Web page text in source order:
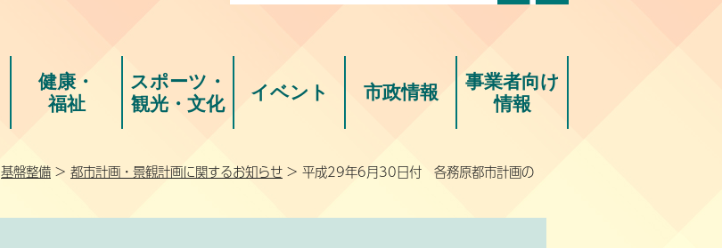
健康・
福祉
スポーツ・
観光・文化
イベント 市政情報
事業者向け
情報
基盤整備 > 都市計画・景観計画に関するお知らせ > 平成29年6月30日付 各務原都市計画の